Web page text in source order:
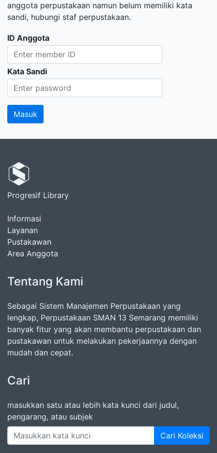
anggota perpustakaan namun belum memiliki kata
sandi, hubungi staf perpustakaan.
ID Anggota
Kata Sandi
Progresif Library
Informasi
Layanan
Pustakawan
Area Anggota
Tentang Kami
Sebagai Sistem Manajemen Perpustakaan yang
lengkap, Perpustakaan SMAN 13 Semarang memiliki
banyak fitur yang akan membantu perpustakaan dan
pustakawan untuk melakukan pekerjaannya dengan
mudah dan cepat.
Cari
masukkan satu atau lebih kata kunci dari judul,
pengarang, atau subjek
Cari Koleksi